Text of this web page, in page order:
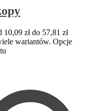
10,09 zł do 57,81 zł
wariantów. Opcje